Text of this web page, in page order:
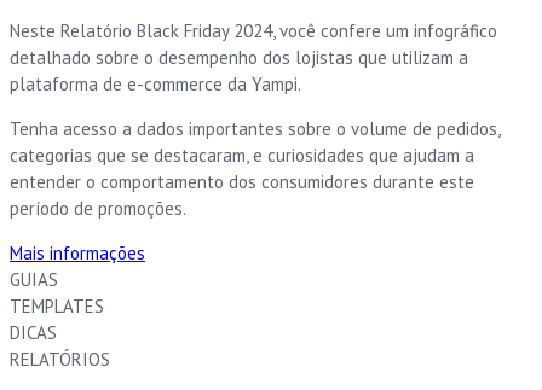
Neste Relatório Black Friday 2024, você confere um infográfico
detalhado sobre o desempenho dos lojistas que utilizam a
plataforma de e-commerce da Yampi.
Tenha acesso a dados importantes sobre o volume de pedidos,
categorias que se destacaram, e curiosidades que ajudam a
entender o comportamento dos consumidores durante este
período de promoções.
Mais informações
GUIAS
TEMPLATES
DICAS
RELATÓRIOS